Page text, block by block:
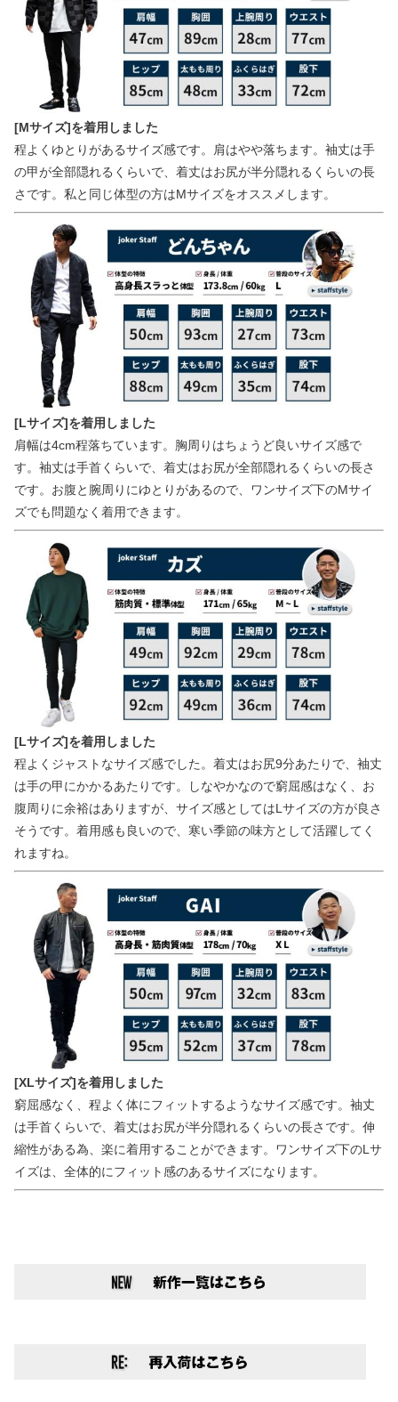
[Mサイズ]を着用しました
程よくゆとりがあるサイズ感です。肩はやや落ちます。袖丈は手
の甲が全部隠れるくらいで、着丈はお尻が半分隠れるくらいの長
さです。私と同じ体型の方はMサイズをオススメします。
[Lサイズ]を着用しました
肩幅は4cm程落ちています。胸周りはちょうど良いサイズ感で
す。袖丈は手首くらいで、着丈はお尻が全部隠れるくらいの長さ
です。お腹と腕周りにゆとりがあるので、ワンサイズ下のMサイ
ズでも問題なく着用できます。
[Lサイズ]を着用しました
程よくジャストなサイズ感でした。着丈はお尻9分あたりで、袖丈
は手の甲にかかるあたりです。しなやかなので窮屈感はなく、お
腹周りに余裕はありますが、サイズ感としてはLサイズの方が良さ
そうです。着用感も良いので、寒い季節の味方として活躍してく
れますね。
[XLサイズ]を着用しました
窮屈感なく、程よく体にフィットするようなサイズ感です。袖丈
は手首くらいで、着丈はお尻が半分隠れるくらいの長さです。伸
縮性がある為、楽に着用することができます。ワンサイズ下のLサ
イズは、全体的にフィット感のあるサイズになります。